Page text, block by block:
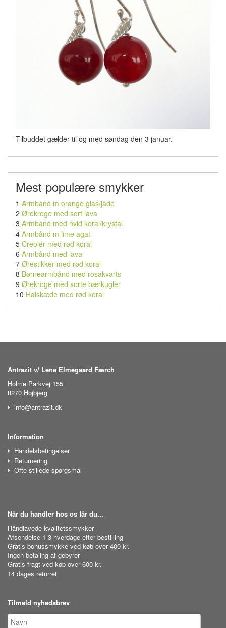
Tilbuddet gælder til og med søndag den 3 januar.
Mest populære smykker
1 Armbånd m orange glas/jade
2 Ørekroge med sort lava
3 Armbånd med hvid koral/krystal
4 Armbånd m lime agat
5 Creoler med rød koral
6 Armbånd med lava
7 Ørestikker med rød koral
8 Børnearmbånd med rosakvarts
9 Ørekroge med sorte bærkugler
10 Halskæde med rød koral
Antrazit v/ Lene Elmegaard Færch
Holme Parkvej 155
8270 Højbjerg
info@antrazit.dk
Information
Handelsbetingelser
Returnering
Ofte stillede spørgsmål
Når du handler hos os får du...
Håndlavede kvalitetssmykker
Afsendelse 1-3 hverdage efter bestilling
Gratis bonussmykke ved køb over 400 kr.
Ingen betaling af gebyrer
Gratis fragt ved køb over 600 kr.
14 dages returret
Tilmeld nyhedsbrev